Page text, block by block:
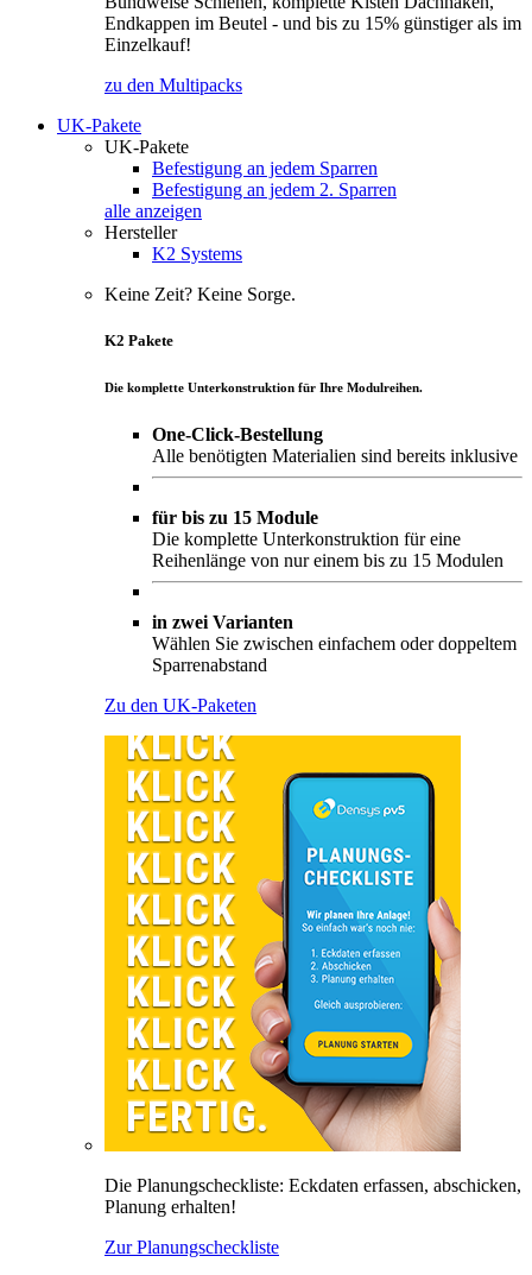
Endkappen im Beutel - und bis zu 15% günstiger als im
Einzelkauf!
zu den Multipacks
UK-Pakete
UK-Pakete
Befestigung an jedem Sparren
Befestigung an jedem 2. Sparren
alle anzeigen
Hersteller
K2 Systems
Keine Zeit? Keine Sorge.
K2 Pakete
Die komplette Unterkonstruktion für Ihre Modulreihen.
One-Click-Bestellung
Alle benötigten Materialien sind bereits inklusive
für bis zu 15 Module
Die komplette Unterkonstruktion für eine
Reihenlänge von nur einem bis zu 15 Modulen
in zwei Varianten
Wählen Sie zwischen einfachem oder doppeltem
Sparrenabstand
Zu den UK-Paketen
Die Planungscheckliste: Eckdaten erfassen, abschicken,
Planung erhalten!
Zur Planungscheckliste